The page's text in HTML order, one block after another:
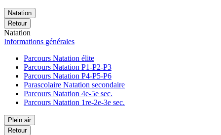
Natation
Retour
Natation
Informations générales
Parcours Natation élite
Parcours Natation P1-P2-P3
Parcours Natation P4-P5-P6
Parascolaire Natation secondaire
Parcours Natation 4e-5e sec.
Parcours Natation 1re-2e-3e sec.
Plein air
Retour